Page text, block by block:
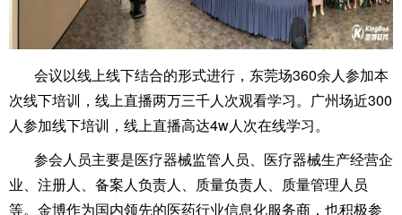
会议以线上线下结合的形式进行，东莞场360余人参加本
次线下培训，线上直播两万三千人次观看学习。广州场近300
人参加线下培训，线上直播高达4w人次在线学习。
参会人员主要是医疗器械监管人员、医疗器械生产经营企
业、注册人、备案人负责人、质量负责人、质量管理人员
等。金博作为国内领先的医药行业信息化服务商，也积极参